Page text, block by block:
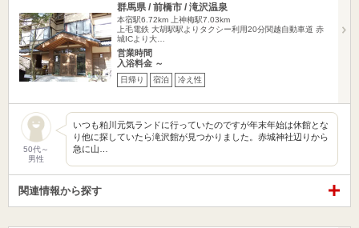
群馬県 / 前橋市 / 滝沢温泉
本宿駅6.72km
上神梅駅7.03km
上毛電鉄 大胡駅駅よりタクシー利用20分関越自動車道 赤
城ICより大…
営業時間
入浴料金 ～
日帰り 宿泊 冷え性
50代～
男性
いつも粕川元気ランドに行っていたのですが年末年始は休館とな
り他に探していたら滝沢館が見つかりました。赤城神社辺りから
急に山…
関連情報から探す